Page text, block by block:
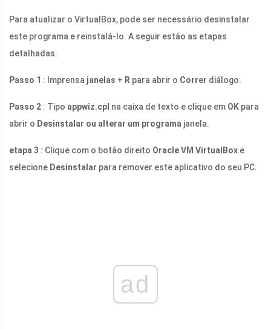
Para atualizar o VirtualBox, pode ser necessário desinstalar
este programa e reinstalá-lo. A seguir estão as etapas
detalhadas.
Passo 1 : Imprensa janelas + R para abrir o Correr diálogo.
Passo 2 : Tipo appwiz.cpl na caixa de texto e clique em OK para
abrir o Desinstalar ou alterar um programa janela.
etapa 3 : Clique com o botão direito Oracle VM VirtualBox e
selecione Desinstalar para remover este aplicativo do seu PC.
ad